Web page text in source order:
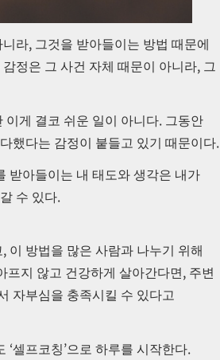
니라, 그것을 받아들이는 방법 때문에
감정은 그 사건 자체 때문이 아니라, 그
이게 결코 쉬운 일이 아니다. 그동안
했다는 감정이 붙들고 있기 때문이다.
받아들이는 내 태도와 생각은 내가
수 있다.
, 이 방법을 많은 사람과 나누기 위해
프지 않고 건강하게 살아간다면, 주변
자부심을 충족시킬 수 있다고
‘셀프코칭’으로 하루를 시작한다.